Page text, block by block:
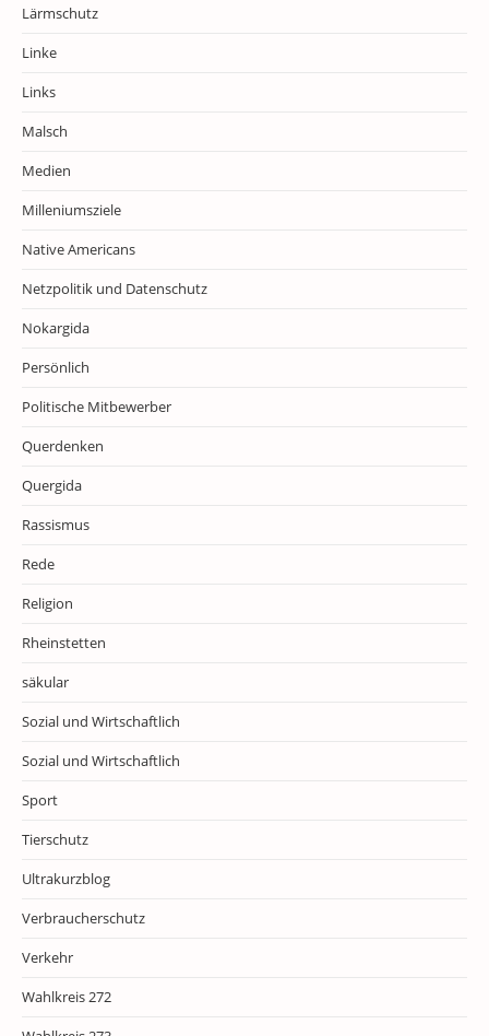
Lärmschutz
Linke
Links
Malsch
Medien
Milleniumsziele
Native Americans
Netzpolitik und Datenschutz
Nokargida
Persönlich
Politische Mitbewerber
Querdenken
Quergida
Rassismus
Rede
Religion
Rheinstetten
säkular
Sozial und Wirtschaftlich
Sozial und Wirtschaftlich
Sport
Tierschutz
Ultrakurzblog
Verbraucherschutz
Verkehr
Wahlkreis 272